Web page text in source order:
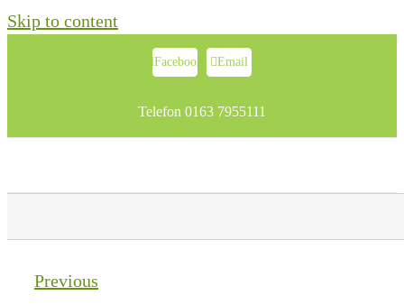
Skip to content
Facebook Email
Telefon 0163 7955111
Previous